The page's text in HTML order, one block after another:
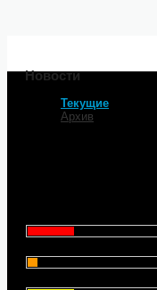
Новости
Текущие
Архив